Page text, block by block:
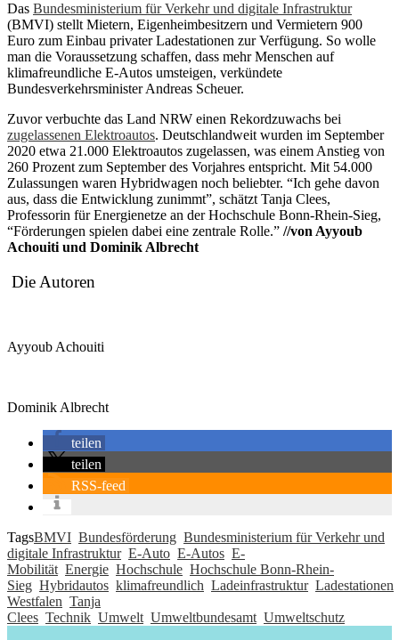
Das Bundesministerium für Verkehr und digitale Infrastruktur
(BMVI) stellt Mietern, Eigenheimbesitzern und Vermietern 900
Euro zum Einbau privater Ladestationen zur Verfügung. So wolle
man die Voraussetzung schaffen, dass mehr Menschen auf
klimafreundliche E-Autos umsteigen, verkündete
Bundesverkehrsminister Andreas Scheuer.
Zuvor verbuchte das Land NRW einen Rekordzuwachs bei
zugelassenen Elektroautos. Deutschlandweit wurden im September
2020 etwa 21.000 Elektroautos zugelassen, was einem Anstieg von
260 Prozent zum September des Vorjahres entspricht. Mit 54.000
Zulassungen waren Hybridwagen noch beliebter. “Ich gehe davon
aus, dass die Entwicklung zunimmt”, schätzt Tanja Clees,
Professorin für Energienetze an der Hochschule Bonn-Rhein-Sieg,
“Förderungen spielen dabei eine zentrale Rolle.” //von Ayyoub
Achouiti und Dominik Albrecht
Die Autoren
Ayyoub Achouiti
Dominik Albrecht
teilen
teilen
RSS-feed
TagsBMVI Bundesförderung Bundesministerium für Verkehr und
digitale Infrastruktur E-Auto E-Autos E-
Mobilität Energie Hochschule Hochschule Bonn-Rhein-
Sieg Hybridautos klimafreundlich Ladeinfrastruktur Ladestationen
Westfalen Tanja
Clees Technik Umwelt Umweltbundesamt Umweltschutz